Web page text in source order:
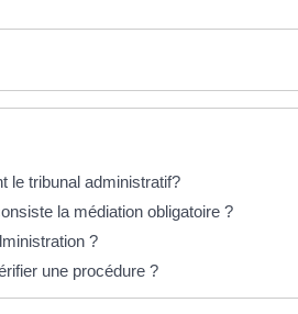
le tribunal administratif?
la médiation obligatoire ?
?
une procédure ?